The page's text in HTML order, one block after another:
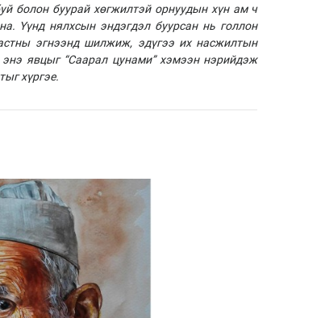
болон буурай хөгжилтэй орнуудын хүн ам ч
Үүнд нялхсын эндэгдэл буурсан нь голлон
эгнээнд шилжиж, эдүгээ их насжилтын
энэ явцыг “Саарал цунами” хэмээн нэрийдэж
хүргэе.